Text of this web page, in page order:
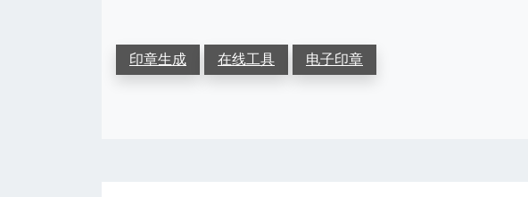
印章生成 在线工具 电子印章